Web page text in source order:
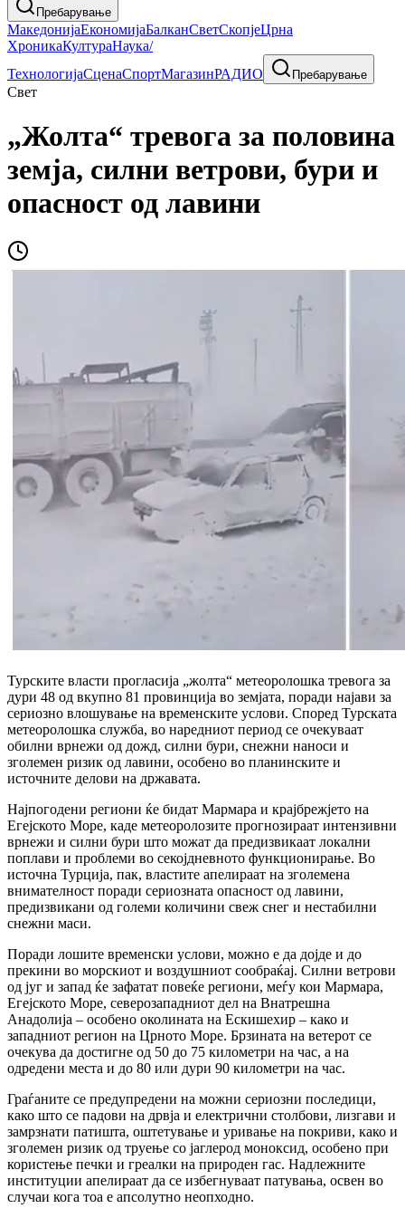
Пребарување
МакедонијаЕкономијаБалканСветСкопјеЦрна
ХроникаКултураНаука/
ТехнологијаСценаСпортМагазинРАДИО Пребарување
Свет
„Жолта“ тревога за половина
земја, силни ветрови, бури и
опасност од лавини
Турските власти прогласија „жолта“ метеоролошка тревога за
дури 48 од вкупно 81 провинција во земјата, поради најави за
сериозно влошување на временските услови. Според Турската
метеоролошка служба, во наредниот период се очекуваат
обилни врнежи од дожд, силни бури, снежни наноси и
зголемен ризик од лавини, особено во планинските и
источните делови на државата.
Најпогодени региони ќе бидат Мармара и крајбрежјето на
Егејското Море, каде метеоролозите прогнозираат интензивни
врнежи и силни бури што можат да предизвикаат локални
поплави и проблеми во секојдневното функционирање. Во
источна Турција, пак, властите апелираат на зголемена
внимателност поради сериозната опасност од лавини,
предизвикани од големи количини свеж снег и нестабилни
снежни маси.
Поради лошите временски услови, можно е да дојде и до
прекини во морскиот и воздушниот сообраќај. Силни ветрови
од југ и запад ќе зафатат повеќе региони, меѓу кои Мармара,
Егејското Море, северозападниот дел на Внатрешна
Анадолија – особено околината на Ескишехир – како и
западниот регион на Црното Море. Брзината на ветерот се
очекува да достигне од 50 до 75 километри на час, а на
одредени места и до 80 или дури 90 километри на час.
Граѓаните се предупредени на можни сериозни последици,
како што се падови на дрвја и електрични столбови, лизгави и
замрзнати патишта, оштетување и уривање на покриви, како и
зголемен ризик од труење со јаглерод моноксид, особено при
користење печки и греалки на природен гас. Надлежните
институции апелираат да се избегнуваат патувања, освен во
случаи кога тоа е апсолутно неопходно.